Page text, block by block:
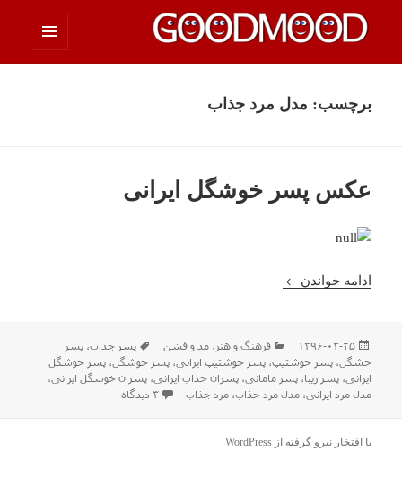
چیزای خووب مووب
برچسب: مدل مرد جذاب
عکس پسر خوشگل ایرانی
ادامه خواندن عکس پسر خوشگل ایرانی
ارسال
شده
در
۱۳۹۶-۰۳-۲۵ دسته‌ها
فرهنگ و هنر ،مد و فشن برچسب‌ها
پسر جذاب،پسر
خشگل،پسر خوشتیپ،پسر خوشتیپ ایرانی،پسر خوشگل،پسر خوشگل
ایرانی،پسر زیبا،پسر مامانی،پسران جذاب ایرانی،پسران خوشگل ایرانی،
مدل مرد ایرانی،مدل مرد جذاب،مرد جذاب ۳ دیدگاه برای عکس پسر خوشگل
با افتخار نیرو گرفته از WordPress